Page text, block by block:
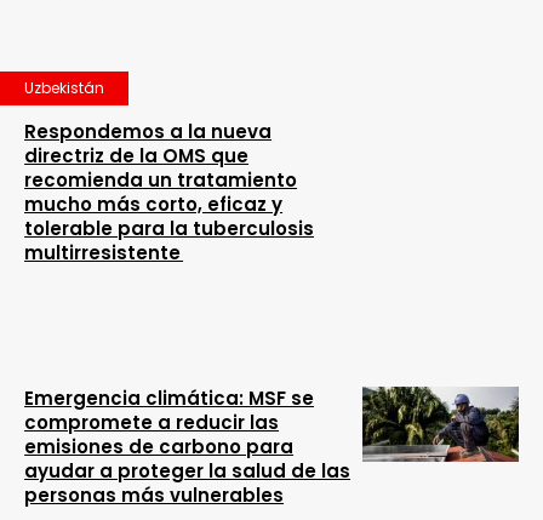
Uzbekistán
Respondemos a la nueva
directriz de la OMS que
recomienda un tratamiento
mucho más corto, eficaz y
tolerable para la tuberculosis
multirresistente
Emergencia climática: MSF se
compromete a reducir las
emisiones de carbono para
ayudar a proteger la salud de las
personas más vulnerables